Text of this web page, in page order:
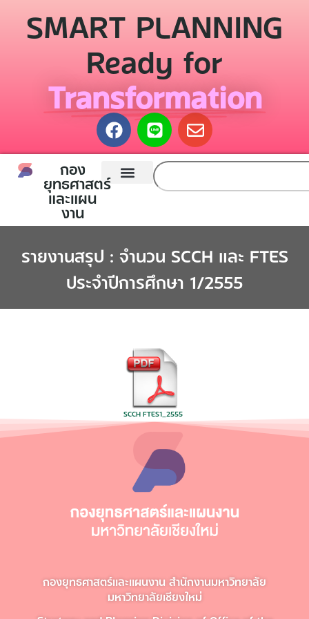
SMART PLANNING
Ready for
Transformation
กอง
ยุทธศาสตร์
และแผน
งาน
รายงานสรุป : จำนวน SCCH และ FTES
ประจำปีการศึกษา 1/2555
SCCH FTES1_2555
กองยุทธศาสตร์และแผนงาน สำนักงานมหาวิทยาลัย
มหาวิทยาลัยเชียงใหม่